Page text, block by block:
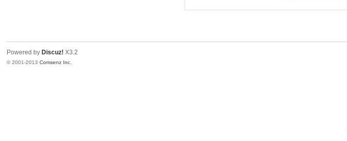
Powered by Discuz! X3.2
© 2001-2013Comsenz Inc.